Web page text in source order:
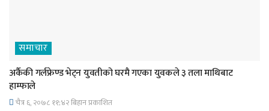
समाचार
अर्कैकी गर्लफ्रेण्ड भेट्न युवतीको घरमै गएका युवकले ३ तला माथिबाट
हाम्फाले
चैत्र ६, २०७८ ११;४२ बिहान प्रकाशित